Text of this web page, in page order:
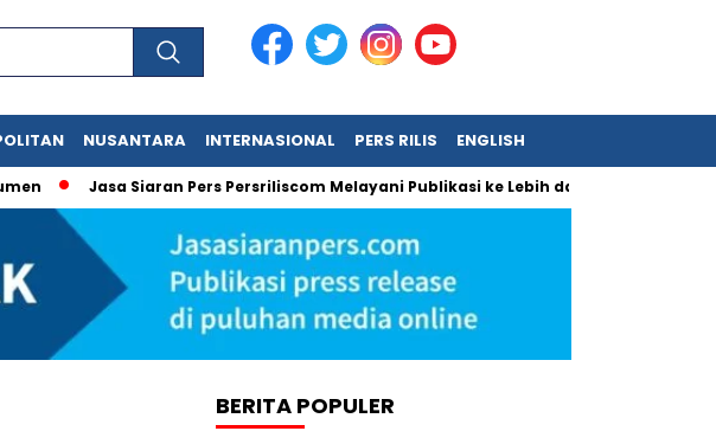
NUSANTARA INTERNASIONAL PERS RILIS ENGLISH
Jasa Siaran Pers Persriliscom Melayani Publikasi ke Lebih dari 150 Media Online
BERITA POPULER